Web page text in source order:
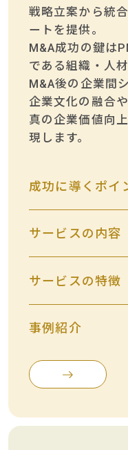
戦略立案から統
ートを提供。
M&A成功の鍵は
である組織・人
M&A後の企業間
企業文化の融合
真の企業価値向
現します。
成功に導くポイ
サービスの内容
サービスの特徴
事例紹介